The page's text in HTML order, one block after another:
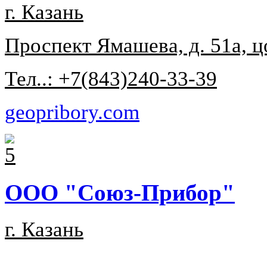
г. Казань
Проспект Ямашева, д. 51а,
Тел..: +7(843)240-33-39
geopribory.com
ООО "Союз-Прибор"
г. Казань